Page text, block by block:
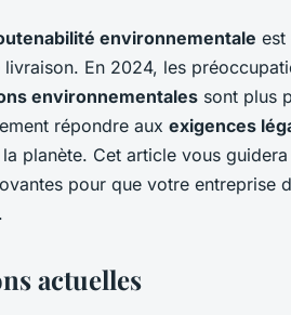
de
environnementale est
En 2024, les
environnementales sont plus
répondre aux exigences
planète. Cet article vous
pour que votre entreprise
.
actuelles